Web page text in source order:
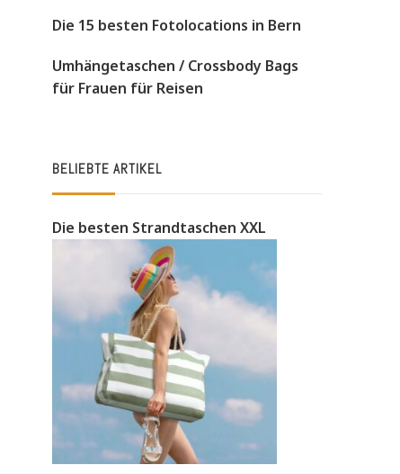
Die 15 besten Fotolocations in Bern
Umhängetaschen / Crossbody Bags
für Frauen für Reisen
BELIEBTE ARTIKEL
Die besten Strandtaschen XXL